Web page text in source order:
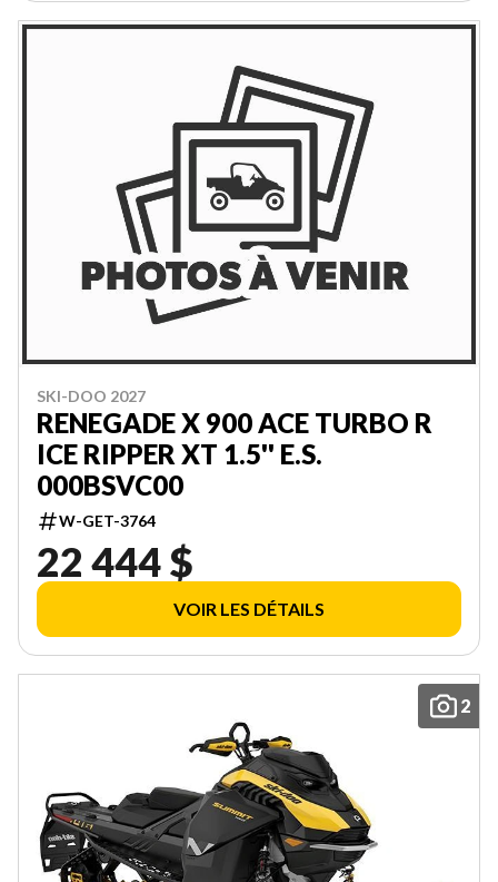
SKI-DOO 2027
RENEGADE X 900 ACE TURBO R
ICE RIPPER XT 1.5'' E.S.
000BSVC00
W-GET-3764
22 444 $
VOIR LES DÉTAILS
2